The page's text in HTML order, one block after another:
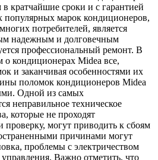
кратчайшие сроки и с гарантией
популярных марок кондиционеров,
потребителей, является
надежным и долговечным
профессиональный ремонт. В
кондиционерах Midea все,
и заканчивая особенностями их
поломок кондиционеров Midea
Одной из самых
неправильное техническое
которые не проходят
проверку, могут приводить к сбоям
причинами могут
проблемы с электричеством
Важно отметить, что